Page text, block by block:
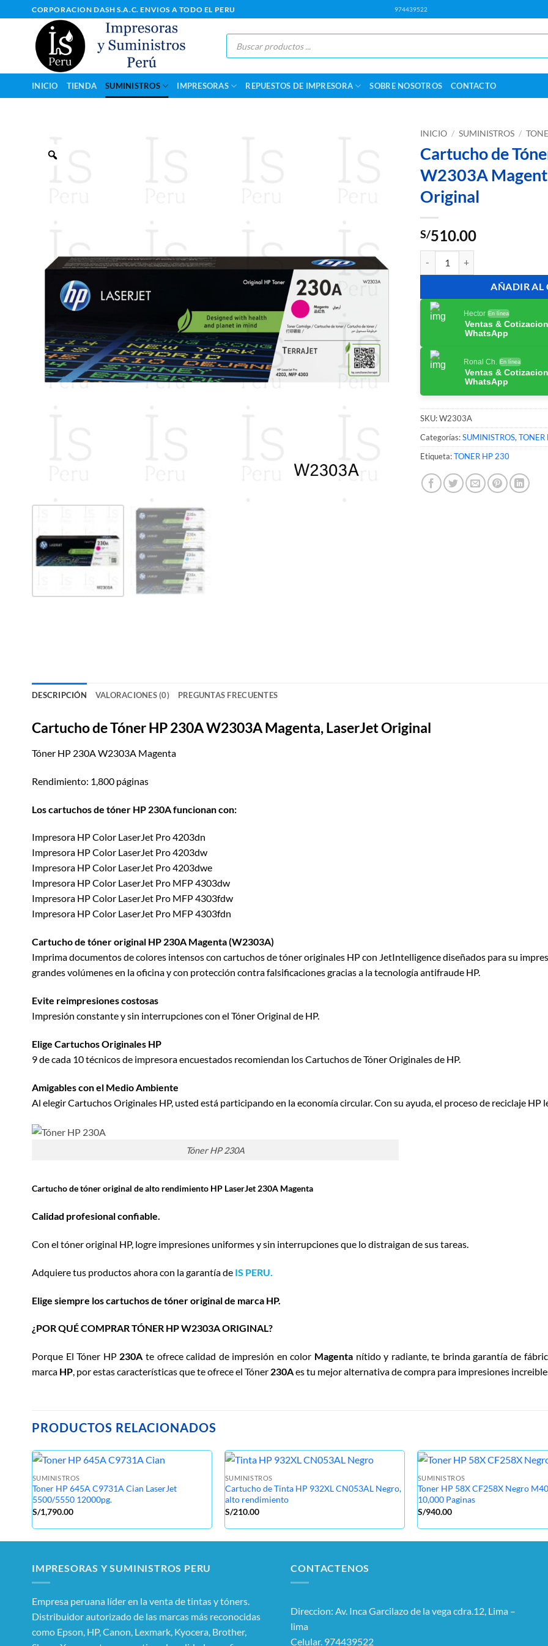
al
contenido
CORPORACION DASH S.A.C. ENVIOS A TODO EL PERU 974439522
Búsqueda
INICIO TIENDA SUMINISTROS IMPRESORAS REPUESTOS DE IMPRESORA SOBRE NOSOTROS CONTACTO
INICIO / SUMINISTROS /
Cartucho de
W2303A
Original
S/510.00
AÑADIR AL
Hector En línea
Ventas &
WhatsApp
Ronal Ch. En línea
Ventas &
WhatsApp
SKU:W2303A
Categorías:SUMINISTROS, TONER
Etiqueta:TONER HP 230
DESCRIPCIÓN VALORACIONES (0) PREGUNTAS FRECUENTES
Cartucho de Tóner HP 230A W2303A Magenta, LaserJet Original
Tóner HP 230A W2303A Magenta
Rendimiento: 1,800 páginas
Los cartuchos de tóner HP 230A funcionan con:
Impresora HP Color LaserJet Pro 4203dn
Impresora HP Color LaserJet Pro 4203dw
Impresora HP Color LaserJet Pro 4203dwe
Impresora HP Color LaserJet Pro MFP 4303dw
Impresora HP Color LaserJet Pro MFP 4303fdw
Impresora HP Color LaserJet Pro MFP 4303fdn
Cartucho de tóner original HP 230A Magenta (W2303A)
Imprima documentos de colores intensos con cartuchos de tóner originales HP con JetIntelligence diseñados para su
grandes volúmenes en la oficina y con protección contra falsificaciones gracias a la tecnología antifraude HP.
Evite reimpresiones costosas
Impresión constante y sin interrupciones con el Tóner Original de HP.
Elige Cartuchos Originales HP
9 de cada 10 técnicos de impresora encuestados recomiendan los Cartuchos de Tóner Originales de HP.
Amigables con el Medio Ambiente
Al elegir Cartuchos Originales HP, usted está participando en la economía circular. Con su ayuda, el proceso de reciclaje HP
Tóner HP 230A
Cartucho de tóner original de alto rendimiento HP LaserJet 230A Magenta
Calidad profesional confiable.
Con el tóner original HP, logre impresiones uniformes y sin interrupciones que lo distraigan de sus tareas.
Adquiere tus productos ahora con la garantía de IS PERU.
Elige siempre los cartuchos de tóner original de marca HP.
¿POR QUÉ COMPRAR TÓNER HP W2303A ORIGINAL?
Porque El Tóner HP 230A te ofrece calidad de impresión en color Magenta nítido y radiante, te brinda garantía de
marca HP, por estas características que te ofrece el Tóner 230Aes tu mejor alternativa de compra para impresiones
PRODUCTOS RELACIONADOS
SUMINISTROS
Toner HP 645A C9731A Cian LaserJet
5500/5550 12000pg.
S/1,790.00
SUMINISTROS
Cartucho de Tinta HP 932XL CN053AL Negro,
alto rendimiento
S/210.00
SUMINISTROS
Toner HP 58X CF258X Negro
10,000 Paginas
S/940.00
IMPRESORAS Y SUMINISTROS PERU
Empresa peruana líder en la venta de tintas y tóners.
Distribuidor autorizado de las marcas más reconocidas
como Epson, HP, Canon, Lexmark, Kyocera, Brother,
CONTACTENOS
Direccion: Av. Inca Garcilazo de la vega cdra.12, Lima –
lima
Celular. 974439522